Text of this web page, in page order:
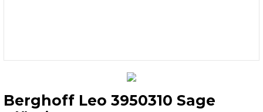
Berghoff Leo 3950310 Sage